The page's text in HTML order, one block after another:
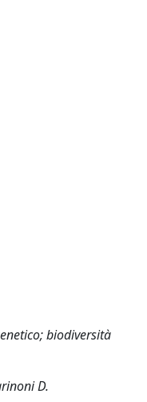
biodiversità
D.